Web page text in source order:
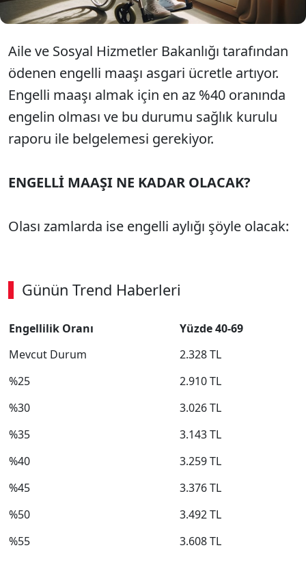
Aile ve Sosyal Hizmetler Bakanlığı tarafından
ödenen engelli maaşı asgari ücretle artıyor.
Engelli maaşı almak için en az %40 oranında
engelin olması ve bu durumu sağlık kurulu
raporu ile belgelemesi gerekiyor.
ENGELLİ MAAŞI NE KADAR OLACAK?
Olası zamlarda ise engelli aylığı şöyle olacak:
Günün Trend Haberleri
SÖZCÜ SON DAKİKA
Engellilik Oranı
Yüzde 40-69
Mevcut Durum
2.328 TL
%25
2.910 TL
%30
3.026 TL
%35
3.143 TL
%40
3.259 TL
%45
3.376 TL
%50
3.492 TL
%55
3.608 TL